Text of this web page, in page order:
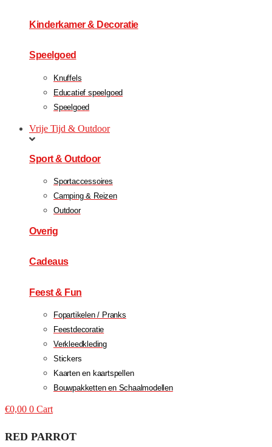
Kinderkamer & Decoratie
Speelgoed
Knuffels
Educatief speelgoed
Speelgoed
Vrije Tijd & Outdoor
Sport & Outdoor
Sportaccessoires
Camping & Reizen
Outdoor
Overig
Cadeaus
Feest & Fun
Fopartikelen / Pranks
Feestdecoratie
Verkleedkleding
Stickers
Kaarten en kaartspellen
Bouwpakketten en Schaalmodellen
€0,00 0 Cart
RED PARROT